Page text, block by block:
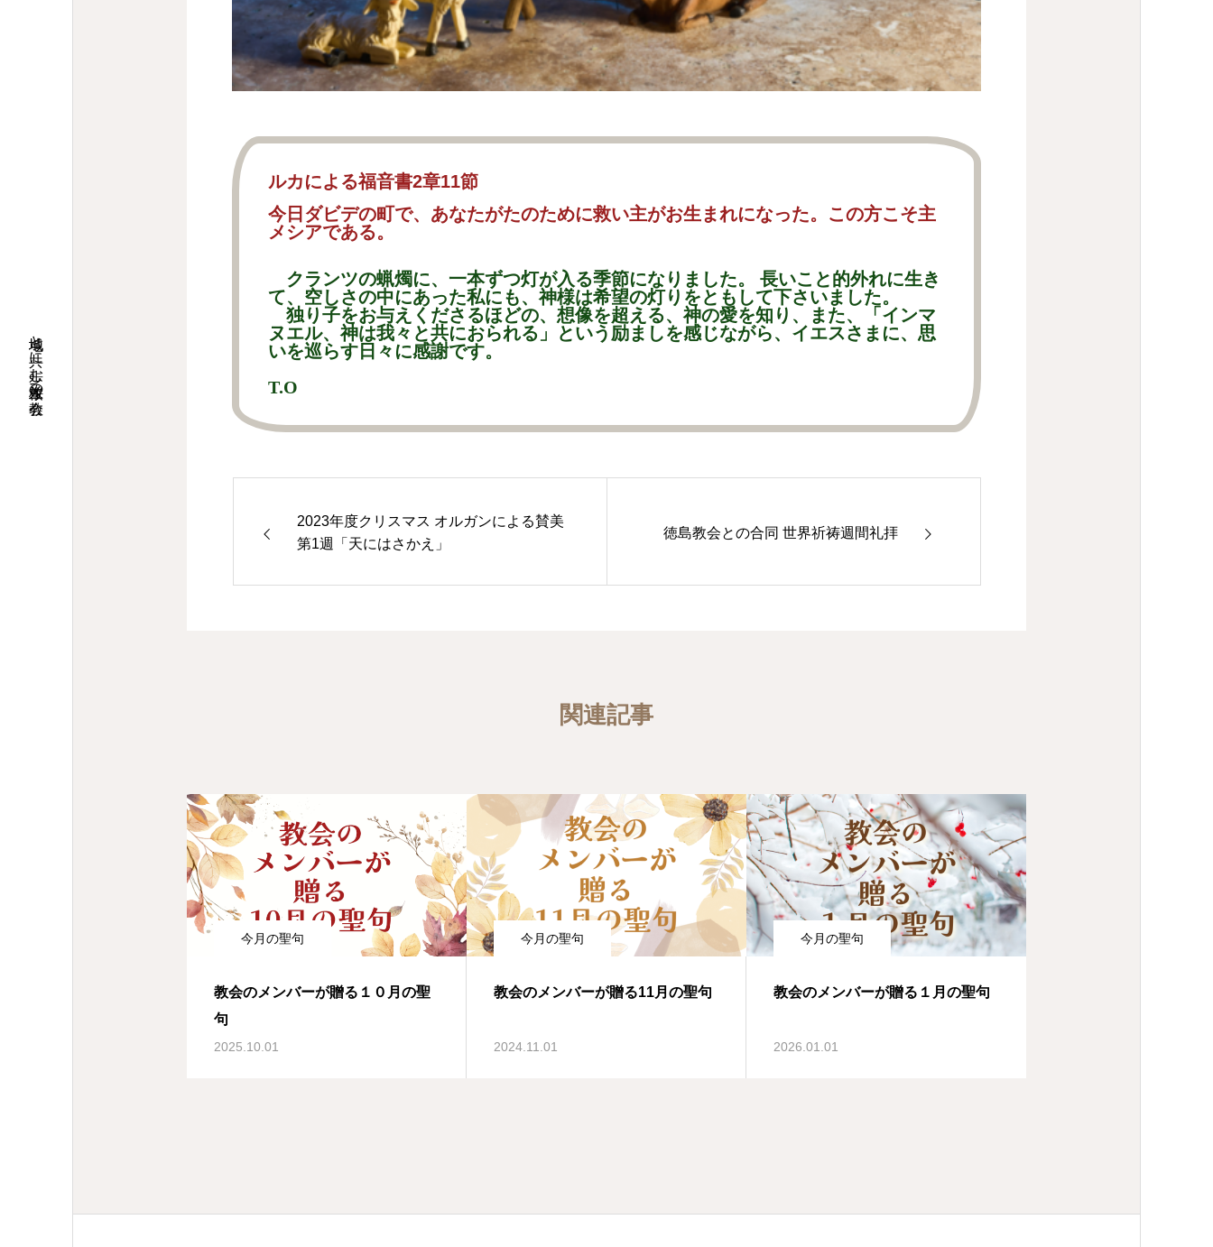
地域と共に歩む桜並木の教会
ルカによる福音書2章11節
今日ダビデの町で、あなたがたのために救い主がお生まれになった。この方こそ主
メシアである。
クランツの蝋燭に、一本ずつ灯が入る季節になりました。 長いこと的外れに生き
て、空しさの中にあった私にも、神様は希望の灯りをともして下さいました。
独り子をお与えくださるほどの、想像を超える、神の愛を知り、また、「インマ
ヌエル、神は我々と共におられる」という励ましを感じながら、イエスさまに、思
いを巡らす日々に感謝です。
T.O
2023年度クリスマス オルガンによる賛美
第1週「天にはさかえ」
徳島教会との合同 世界祈祷週間礼拝
関連記事
今月の聖句
教会のメンバーが贈る１０月の聖
句
2025.10.01
今月の聖句
教会のメンバーが贈る11月の聖句
2024.11.01
今月の聖句
教会のメンバーが贈る１月の聖句
2026.01.01